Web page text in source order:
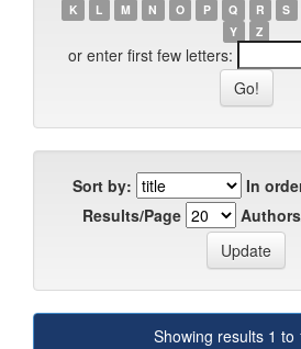
K
L M N O P Q R S
Y
Z
or enter first few letters:
Sort by:
In
Results/Page
Showing results 1 to